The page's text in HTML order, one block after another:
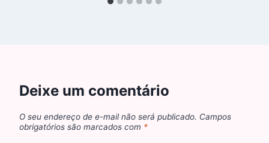
Deixe um comentário
O seu endereço de e-mail não será publicado. Campos
obrigatórios são marcados com *